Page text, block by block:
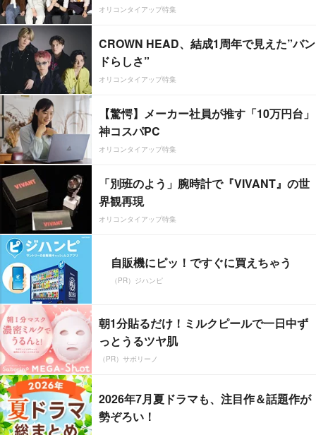
オリコンタイアップ特集
CROWN HEAD、結成1周年で見えた”バン
ドらしさ”
オリコンタイアップ特集
【驚愕】メーカー社員が推す「10万円台」
神コスパPC
オリコンタイアップ特集
「別班のよう」腕時計で『VIVANT』の世
界観再現
オリコンタイアップ特集
自販機にピッ！ですぐに買えちゃう
（PR）ジハンピ
朝1分貼るだけ！ミルクピールで一日中ず
っとうるツヤ肌
（PR）サボリーノ
2026年7月夏ドラマも、注目作＆話題作が
勢ぞろい！